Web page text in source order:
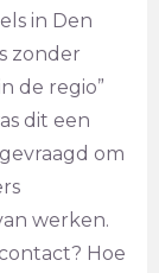
in Den
zonder
de regio”
dit een
om
werken.
Hoe